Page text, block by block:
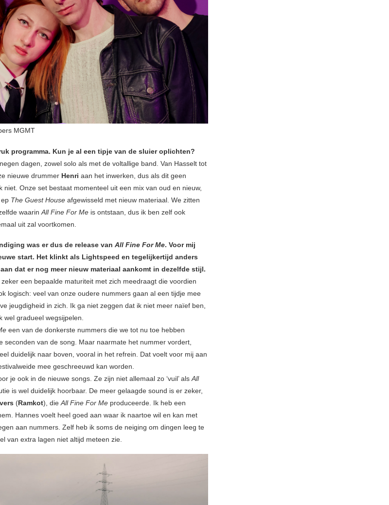
MGMT
programma. Kun je al een tipje van de sluier oplichten?
dagen, zowel solo als met de voltallige band. Van Hasselt tot
nieuwe drummer Henri aan het inwerken, dus als dit geen
niet. Onze set bestaat momenteel uit een mix van oud en nieuw,
The Guest House afgewisseld met nieuw materiaal. We zitten
waarin All Fine For Me is ontstaan, dus ik ben zelf ook
uit zal voortkomen.
was er dus de release van All Fine For Me. Voor mij
start. Het klinkt als Lightspeed en tegelijkertijd anders
dat er nog meer nieuw materiaal aankomt in dezelfde stijl.
zeker een bepaalde maturiteit met zich meedraagt die voordien
logisch: veel van onze oudere nummers gaan al een tijdje mee
jeugdigheid in zich. Ik ga niet zeggen dat ik niet meer naïef ben,
wel gradueel wegsijpelen.
een van de donkerste nummers die we tot nu toe hebben
seconden van de song. Maar naarmate het nummer vordert,
duidelijk naar boven, vooral in het refrein. Dat voelt voor mij aan
mee geschreeuwd kan worden.
je ook in de nieuwe songs. Ze zijn niet allemaal zo ‘vuil’ als All
is wel duidelijk hoorbaar. De meer gelaagde sound is er zeker,
(Ramkot), die All Fine For Me produceerde. Ik heb een
Hannes voelt heel goed aan waar ik naartoe wil en kan met
aan nummers. Zelf heb ik soms de neiging om dingen leeg te
van extra lagen niet altijd meteen zie.